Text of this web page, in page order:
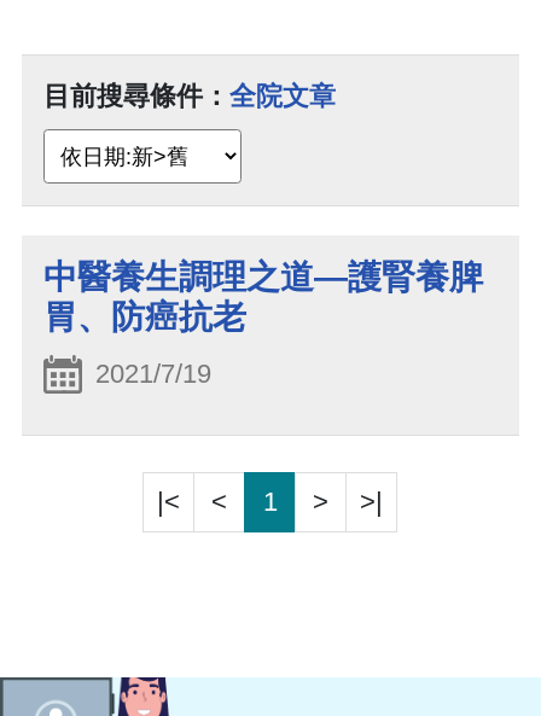
目前搜尋條件： 全院文章
中醫養生調理之道—護腎養脾
胃、防癌抗老
2021/7/19
|< < 1 > >|